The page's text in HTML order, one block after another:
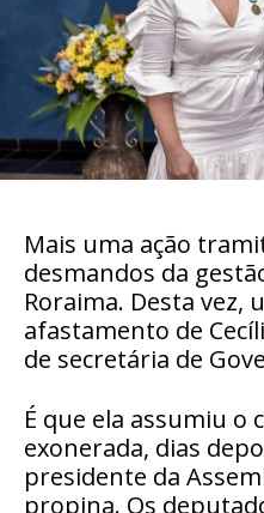
Mais uma ação
desmandos da
Roraima. Desta vez,
afastamento de
de secretária de
É que ela assumiu o
exonerada, dias
presidente da
propina. Os